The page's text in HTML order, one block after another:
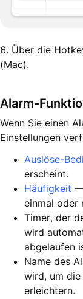
6. Über die
(Mac).
Alarm-
Wenn Sie einen
Einstellungen
Auslöse-
erscheint.
Häufigkeit —
einmal oder
Timer, der
wird
abgelaufen
Name des
wird, um
erleichtern.